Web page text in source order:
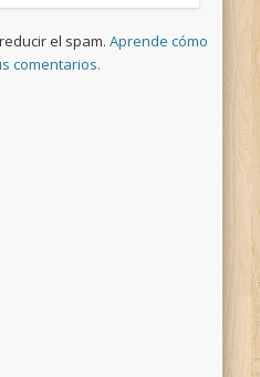
el spam.Aprende cómo
comentarios.